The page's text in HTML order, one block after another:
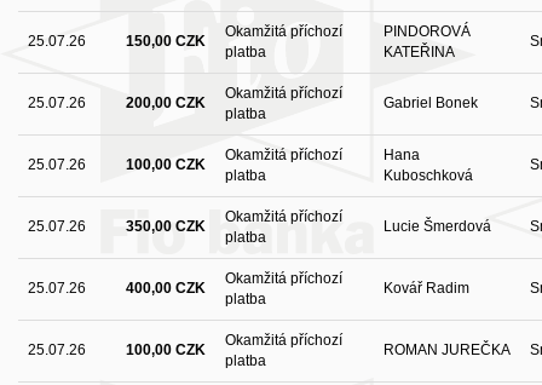
25.07.26 150,00 CZK
Okamžitá příchozí
platba
PINDOROVÁ
KATEŘINA
25.07.26 200,00 CZK
Okamžitá příchozí
platba
Gabriel Bonek
25.07.26 100,00 CZK
Okamžitá příchozí
platba
Hana
Kuboschková
25.07.26 350,00 CZK
Okamžitá příchozí
platba
Lucie Šmerdová
25.07.26 400,00 CZK
Okamžitá příchozí
platba
Kovář Radim
25.07.26 100,00 CZK
Okamžitá příchozí
platba
ROMAN JUREČKA